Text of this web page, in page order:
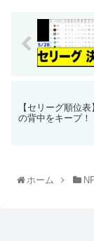
【セリーグ順位
の背中をキープ！
ホーム